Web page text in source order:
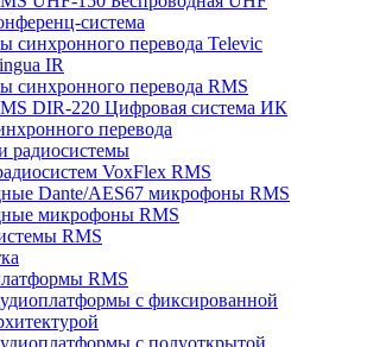
система
синхронного перевода Televic
IR
синхронного перевода RMS
DIR-220 Цифровая система ИК
перевода
VoxFlex RMS
Dante/AES67 микрофоны RMS
микрофоны RMS
RMS
RMS
с фиксированной
с полуоткрытой